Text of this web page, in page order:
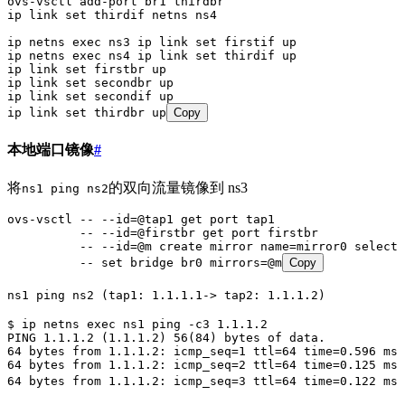
ip link set thirdif netns ns4
ip netns exec ns3 ip link set firstif up
ip netns exec ns4 ip link set thirdif up
ip link set firstbr up
ip link set secondbr up
ip link set secondif up
ip link set thirdbr up Copy
本地端口镜像#
将ns1 ping ns2的双向流量镜像到 ns3
ovs-vsctl -- --id=@tap1 get port tap1
          --
--id=@firstbr get port firstbr
          --
--id=@m create mirror name=mirror0 select-
          --
set bridge br0 mirrors=@m Copy
ns1 ping ns2 (tap1: 1.1.1.1-> tap2: 1.1.1.2)
$ ip netns exec ns1 ping -c3 1.1.1.2
PING 1.1.1.2 (1.1.1.2) 56( 84) bytes of data.
64 bytes from 1.1.1.2: icmp_seq=1 ttl=64 time=0.596 ms
64 bytes from 1.1.1.2: icmp_seq=2 ttl=64 time=0.125 ms
64 bytes from 1.1.1.2: icmp_seq=3 ttl=64 time=0.122 ms